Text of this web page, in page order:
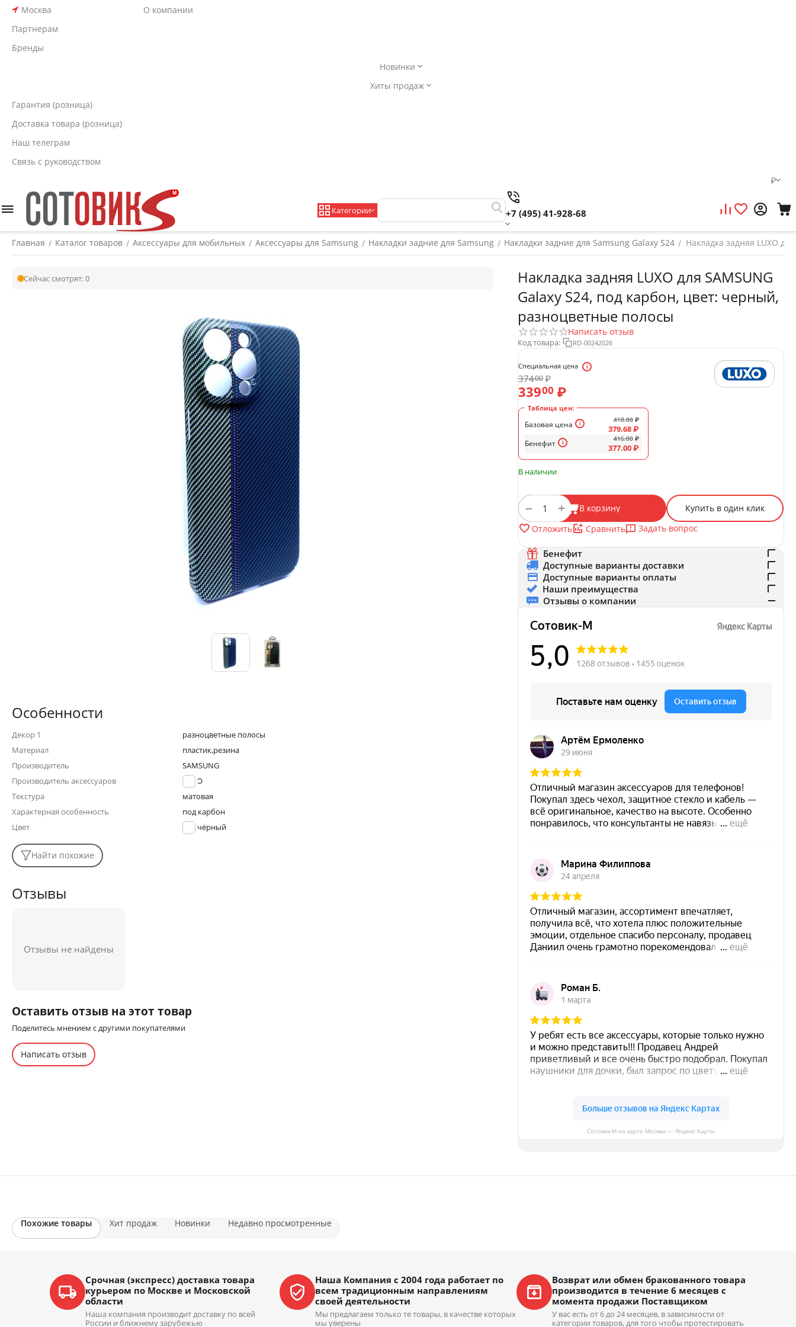
Москва
О компании
Партнерам
Бренды
Новинки
Хиты продаж
Гарантия (розница)
Доставка товара (розница)
Наш телеграм
Связь с руководством
₽
Категории +7 (495) 41-928-68
Главная / Каталог товаров / Аксессуары для мобильных / Аксессуары для Samsung / Накладки задние для Samsung / Накладки задние для Samsung Galaxy S24 / Накладка задняя LUXO
Сейчас смотрят:0
Накладка задняя LUXO для SAMSUNG
Galaxy S24, под карбон, цвет: черный,
разноцветные полосы
Написать отзыв
Код товара: RD-00242026
Специальная цена
37400₽
33900 ₽
Таблица цен:
Базовая цена
Бенефит
418.88 ₽
379.68₽
416.00 ₽
377.00₽
В наличии
+
− В корзину
Купить в один клик
Отложить
Сравнить Задать вопрос
Бенефит
Доступные варианты доставки
Доступные варианты оплаты
Наши преимущества
Отзывы о компании
Сотовик-М на карте Москвы — Яндекс Карты
Особенности
Декор 1
разноцветные полосы
Материал
пластик,резина
Производитель
SAMSUNG
Производитель аксессуаров
LUXO
Текстура
матовая
Характерная особенность
под карбон
Цвет
чёрный
Найти похожие
Отзывы
Отзывы не найдены
Оставить отзыв на этот товар
Поделитесь мнением с другими покупателями
Написать отзыв
Похожие товары Хит продаж Новинки Недавно просмотренные
Срочная (экспресс) доставка товара
курьером по Москве и Московской
области
Наша компания производит доставку по всей
России и ближнему зарубежью
Наша Компания с 2004 года работает по
всем традиционным направлениям
своей деятельности
Мы предлагаем только те товары, в качестве которых
мы уверены
Возврат или обмен бракованного товара
производится в течение 6 месяцев с
момента продажи Поставщиком
У вас есть от 6 до 24 месяцев, в зависимости от
категории товаров, для того чтобы протестировать